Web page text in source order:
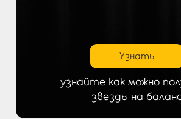
Узнать
узнайте как можно
звезды на